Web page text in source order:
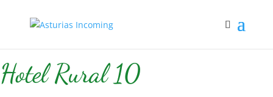
Hotel Rural 10